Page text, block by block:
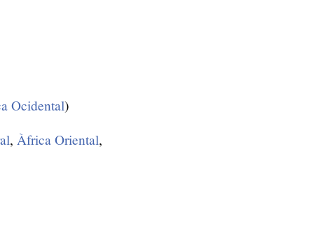
Ocidental)
, Àfrica Oriental,